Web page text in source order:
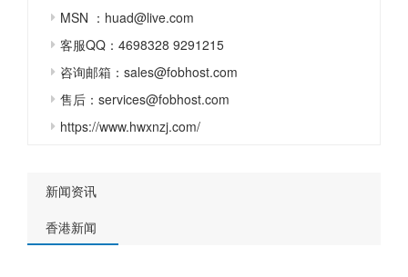
MSN ：huad@live.com
客服QQ：4698328 9291215
咨询邮箱：sales@fobhost.com
售后：services@fobhost.com
https://www.hwxnzj.com/
新闻资讯
香港新闻